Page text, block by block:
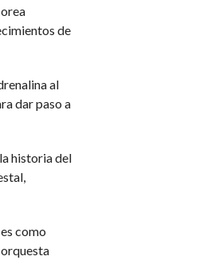
de
al
dar paso a
historia del
como
orquesta